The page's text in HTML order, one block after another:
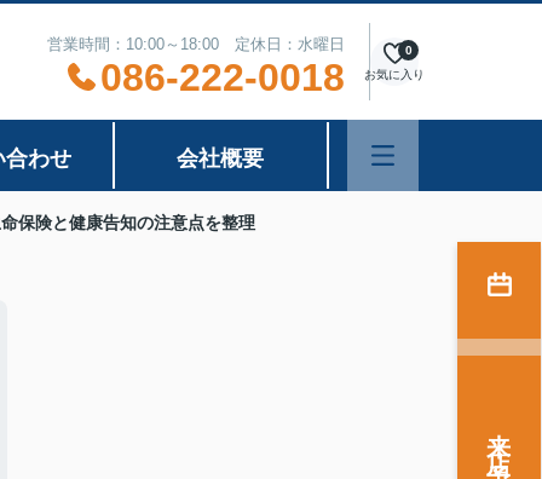
営業時間：10:00～18:00 定休日：水曜日
086-222-0018 お気に入り
0
合わせ 会社概要
保険と健康告知の注意点を整理
来店予約